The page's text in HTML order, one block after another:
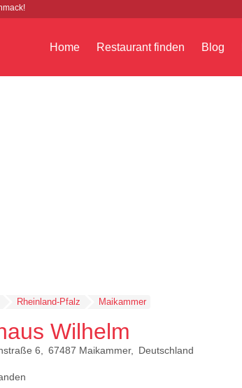
Home Restaurant finden Blog
Rheinland-Pfalz Maikammer
Wilhelm
6 67487 Maikammer Deutschland